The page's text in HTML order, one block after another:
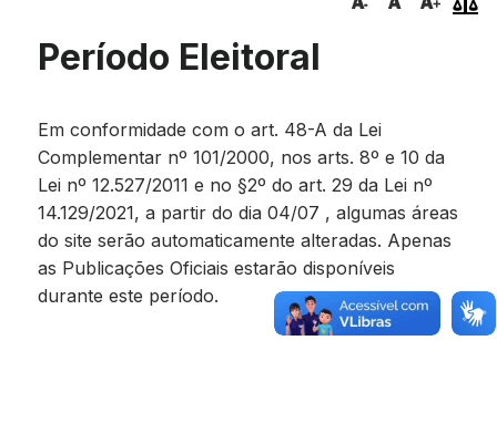
Período Eleitoral
Em conformidade com o art. 48-A da Lei
Complementar nº 101/2000, nos arts. 8º e 10 da
Lei nº 12.527/2011 e no §2º do art. 29 da Lei nº
14.129/2021, a partir do dia 04/07 , algumas áreas
do site serão automaticamente alteradas. Apenas
as Publicações Oficiais estarão disponíveis
durante este período.